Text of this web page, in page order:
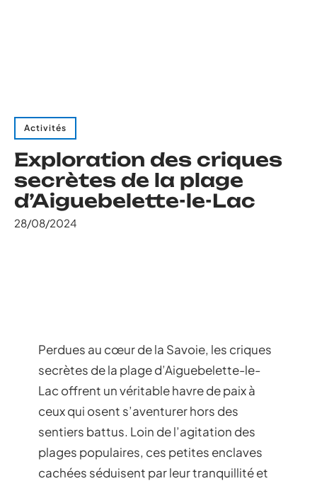
Activités
Exploration des criques
secrètes de la plage
d’Aiguebelette-le-Lac
28/08/2024
Perdues au cœur de la Savoie, les criques
secrètes de la plage d’Aiguebelette-le-
Lac offrent un véritable havre de paix à
ceux qui osent s’aventurer hors des
sentiers battus. Loin de l’agitation des
plages populaires, ces petites enclaves
cachées séduisent par leur tranquillité et